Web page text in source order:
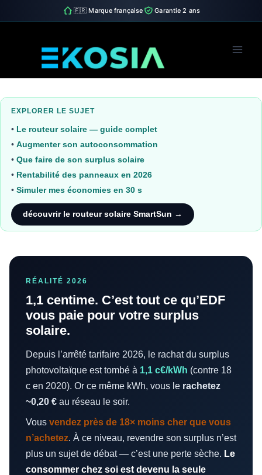
🇫🇷 Marque française Garantie 2 ans
EXPLORER LE SUJET
• Le routeur solaire — guide complet
• Augmenter son autoconsommation
• Que faire de son surplus solaire
• Rentabilité des panneaux en 2026
• Simuler mes économies en 30 s
découvrir le routeur solaire SmartSun →
RÉALITÉ 2026
1,1 centime. C’est tout ce qu’EDF
vous paie pour votre surplus
solaire.
Depuis l’arrêté tarifaire 2026, le rachat du surplus
photovoltaïque est tombé à 1,1 c€/kWh (contre 18
c en 2020). Or ce même kWh, vous le rachetez
~0,20 € au réseau le soir.
Vous vendez près de 18× moins cher que vous
n’achetez. À ce niveau, revendre son surplus n’est
plus un sujet de débat — c’est une perte sèche. Le
consommer chez soi est devenu la seule